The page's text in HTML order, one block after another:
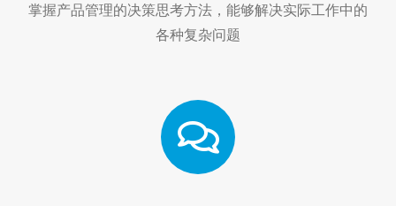
掌握产品管理的决策思考方法，能够解决实际工作中的
各种复杂问题